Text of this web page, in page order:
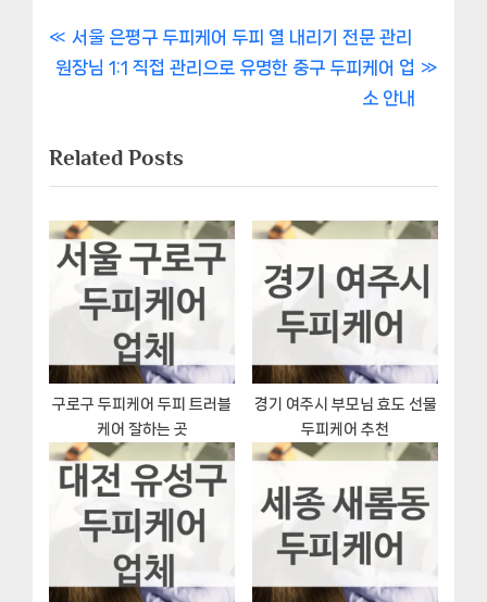
글
게
이
션
P
r
i
o
u
s
P
o
t
:
서울 은평구 두피케어 두피 열 내리기 전문 관리
N
t
P
o
s
원장님 1:1 직접 관리으로 유명한 중구 두피케어 업
소 안내
Related Posts
구로구 두피케어 두피 트러블
케어 잘하는 곳
경기 여주시 부모님 효도 선물
두피케어 추천